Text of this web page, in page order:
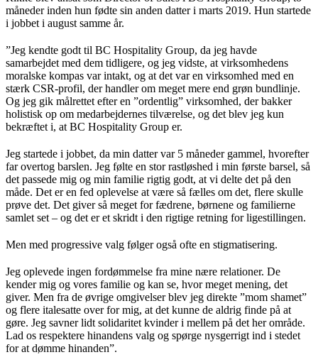
måneder inden hun fødte sin anden datter i marts 2019. Hun startede
i jobbet i august samme år.
”Jeg kendte godt til BC Hospitality Group, da jeg havde
samarbejdet med dem tidligere, og jeg vidste, at virksomhedens
moralske kompas var intakt, og at det var en virksomhed med en
stærk CSR-profil, der handler om meget mere end grøn bundlinje.
Og jeg gik målrettet efter en ”ordentlig” virksomhed, der bakker
holistisk op om medarbejdernes tilværelse, og det blev jeg kun
bekræftet i, at BC Hospitality Group er.
Jeg startede i jobbet, da min datter var 5 måneder gammel, hvorefter
far overtog barslen. Jeg følte en stor rastløshed i min første barsel, så
det passede mig og min familie rigtig godt, at vi delte det på den
måde. Det er en fed oplevelse at være så fælles om det, flere skulle
prøve det. Det giver så meget for fædrene, børnene og familierne
samlet set – og det er et skridt i den rigtige retning for ligestillingen.
Men med progressive valg følger også ofte en stigmatisering.
Jeg oplevede ingen fordømmelse fra mine nære relationer. De
kender mig og vores familie og kan se, hvor meget mening, det
giver. Men fra de øvrige omgivelser blev jeg direkte ”mom shamet”
og flere italesatte over for mig, at det kunne de aldrig finde på at
gøre. Jeg savner lidt solidaritet kvinder i mellem på det her område.
Lad os respektere hinandens valg og spørge nysgerrigt ind i stedet
for at dømme hinanden”.